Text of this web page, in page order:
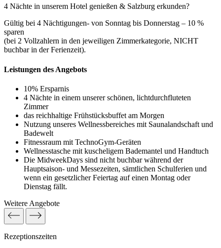
4 Nächte in unserem Hotel genießen & Salzburg erkunden?
Gültig bei 4 Nächtigungen- von Sonntag bis Donnerstag – 10 %
sparen
(bei 2 Vollzahlern in den jeweiligen Zimmerkategorie, NICHT
buchbar in der Ferienzeit).
Leistungen des Angebots
10% Ersparnis
4 Nächte in einem unserer schönen, lichtdurchfluteten
Zimmer
das reichhaltige Frühstücksbuffet am Morgen
Nutzung unseres Wellnessbereiches mit Saunalandschaft und
Badewelt
Fitnessraum mit TechnoGym-Geräten
Wellnesstasche mit kuscheligem Bademantel und Handtuch
Die MidweekDays sind nicht buchbar während der
Hauptsaison- und Messezeiten, sämtlichen Schulferien und
wenn ein gesetzlicher Feiertag auf einen Montag oder
Dienstag fällt.
Weitere Angebote
Rezeptions­zeiten